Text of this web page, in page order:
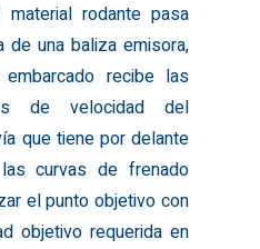
material rodante pasa
de una baliza emisora,
recibe las
de velocidad del
que tiene por delante
curvas de frenado
el punto objetivo con
objetivo requerida en